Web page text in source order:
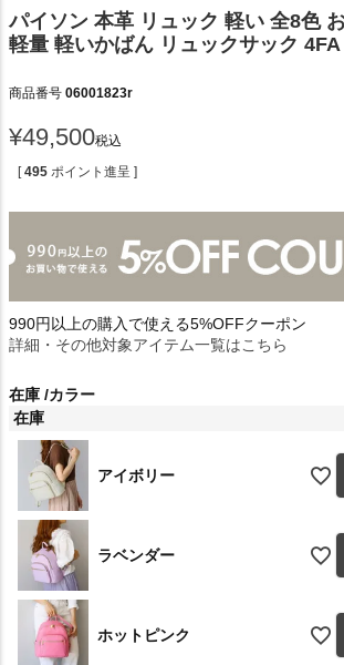
パイソン 本革 リュック 軽い 全8色
軽量 軽いかばん リュックサック 4FA
商品番号 06001823r
¥49,500税込
[ 495 ポイント進呈 ]
990円以上の購入で使える5%OFFクーポン
詳細・その他対象アイテム一覧はこちら
在庫 カラー
在庫
アイボリー
ラベンダー
ホットピンク